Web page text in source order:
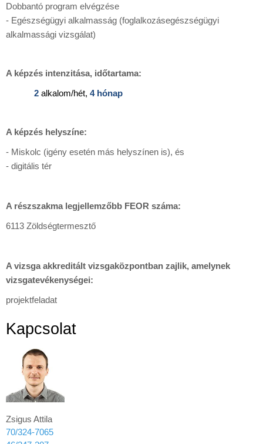
Dobbantó program elvégzése
- Egészségügyi alkalmasság (foglalkozásegészségügyi
alkalmassági vizsgálat)
A képzés intenzitása, időtartama:
2 alkalom/hét, 4 hónap
A képzés helyszíne:
- Miskolc (igény esetén más helyszínen is), és
- digitális tér
A részszakma legjellemzőbb FEOR száma:
6113 Zöldségtermesztő
A vizsga akkreditált vizsgaközpontban zajlik, amelynek
vizsgatevékenységei:
projektfeladat
Kapcsolat
Zsigus Attila
70/324-7065